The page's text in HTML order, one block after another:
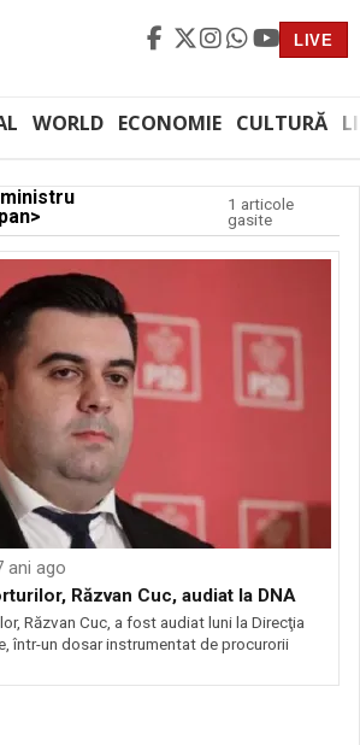
LIVE
WORLD ECONOMIE CULTURĂ
1 articole
gasite
ani ago
Răzvan Cuc, audiat la DNA
Răzvan Cuc, a fost audiat luni la Direcţia
într-un dosar instrumentat de procurorii